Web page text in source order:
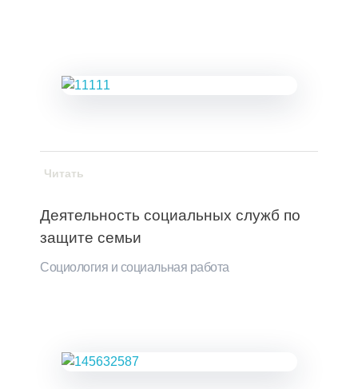
Деятельность социальных служб по
защите семьи
Социология и социальная работа
Читать